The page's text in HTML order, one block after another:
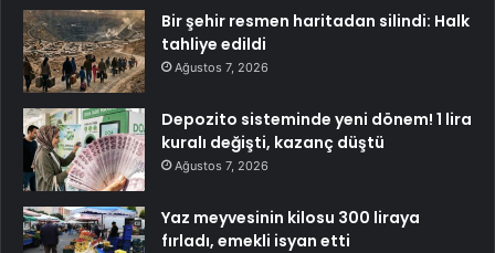
Bir şehir resmen haritadan silindi: Halk
tahliye edildi
Ağustos 7, 2026
Depozito sisteminde yeni dönem! 1 lira
kuralı değişti, kazanç düştü
Ağustos 7, 2026
Yaz meyvesinin kilosu 300 liraya
fırladı, emekli isyan etti